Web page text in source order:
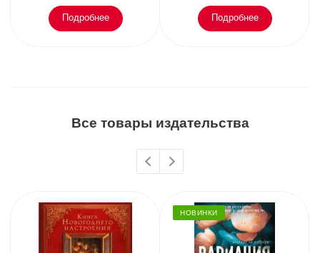
Подробнее Подробнее
Все товары издательства
НОВИНКИ